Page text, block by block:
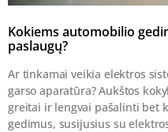
Kokiems automobilio
paslaugų?
Ar tinkamai veikia elektros
garso aparatūra? Aukštos
greitai ir lengvai pašalinti bet
gedimus, susijusius su